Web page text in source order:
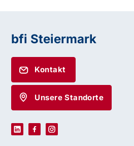
bfi Steiermark
Kontakt
Unsere Standorte